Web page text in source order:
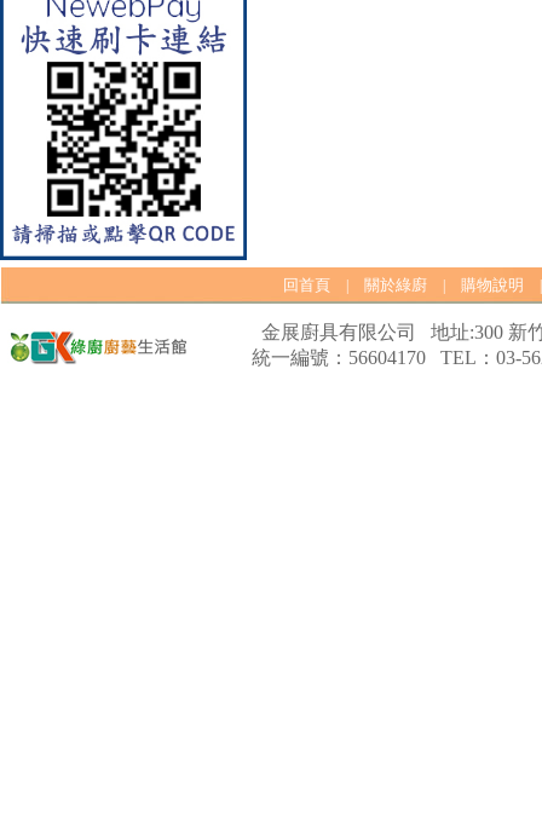
【林內Rinnai】 RB-L2600S(A)
彩焱系列 檯面式彩焱不銹鋼雙
口爐
回首頁 關於綠廚 購物說明
金展廚具有限公司 地址:300 新
統一編號：56604170 TEL：03-